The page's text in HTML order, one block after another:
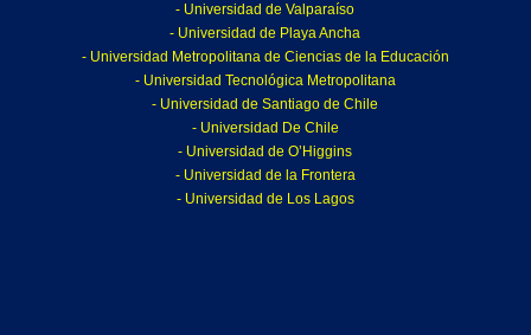
- Universidad de Valparaíso
- Universidad de Playa Ancha
- Universidad Metropolitana de Ciencias de la Educación
- Universidad Tecnológica Metropolitana
- Universidad de Santiago de Chile
- Universidad De Chile
- Universidad de O’Higgins
- Universidad de la Frontera
- Universidad de Los Lagos